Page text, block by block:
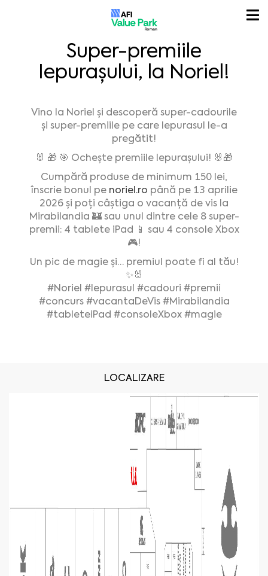
Super-premiile
Iepurașului, la Noriel!
Vino la Noriel și descoperă super-cadourile
și super-premiile pe care Iepurasul le-a
pregătit!
🐰 🎁 🎯 Ochește premiile Iepurașului! 🐰🎁
Cumpără produse de minimum 150 lei,
înscrie bonul pe noriel.ro până pe 13 aprilie
2026 și poți câștiga o vacanță de vis la
Mirabilandia 🏰 sau unul dintre cele 8 super-
premii: 4 tablete iPad 📱 sau 4 console Xbox
🎮!
Un pic de magie și… premiul poate fi al tău!
✨🐰
#Noriel #Iepurasul #cadouri #premii
#concurs #vacantaDeVis #Mirabilandia
#tableteiPad #consoleXbox #magie
LOCALIZARE